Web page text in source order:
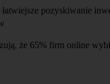
pozyskiwanie
że 65% firm online